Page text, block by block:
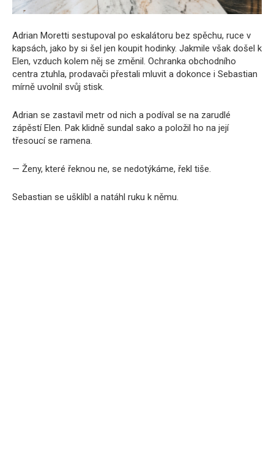
Adrian Moretti sestupoval po eskalátoru bez spěchu, ruce v
kapsách, jako by si šel jen koupit hodinky. Jakmile však došel k
Elen, vzduch kolem něj se změnil. Ochranka obchodního
centra ztuhla, prodavači přestali mluvit a dokonce i Sebastian
mírně uvolnil svůj stisk.
Adrian se zastavil metr od nich a podíval se na zarudlé
zápěstí Elen. Pak klidně sundal sako a položil ho na její
třesoucí se ramena.
— Ženy, které řeknou ne, se nedotýkáme, řekl tiše.
Sebastian se ušklíbl a natáhl ruku k němu.